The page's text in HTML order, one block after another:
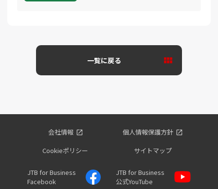
一覧に戻る
会社情報
個人情報保護方針
Cookieポリシー
サイトマップ
JTB for Business
Facebook
JTB for Business
公式YouTube